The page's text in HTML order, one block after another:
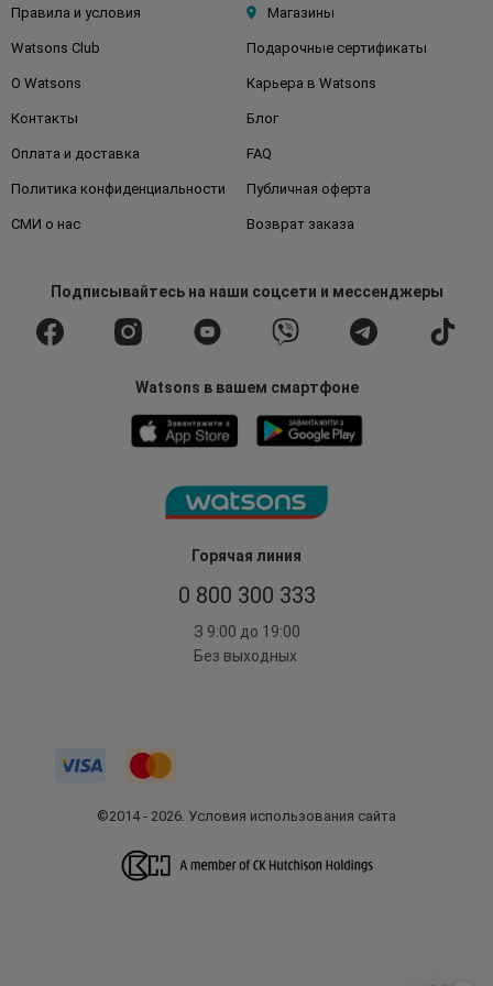
Горячая линия
0 800 300 333
З 9:00 до 19:00
Без выходных
Правила и условия Магазины
Watsons Club Подарочные сертификаты
О Watsons Карьера в Watsons
Контакты Блог
Оплата и доставка FAQ
Политика конфиденциальности Публичная оферта
СМИ о нас Возврат заказа
Подписывайтесьна наши соцсети и мессенджеры
Watsons в вашем смартфоне
©2014 - 2026. Условия использования сайта